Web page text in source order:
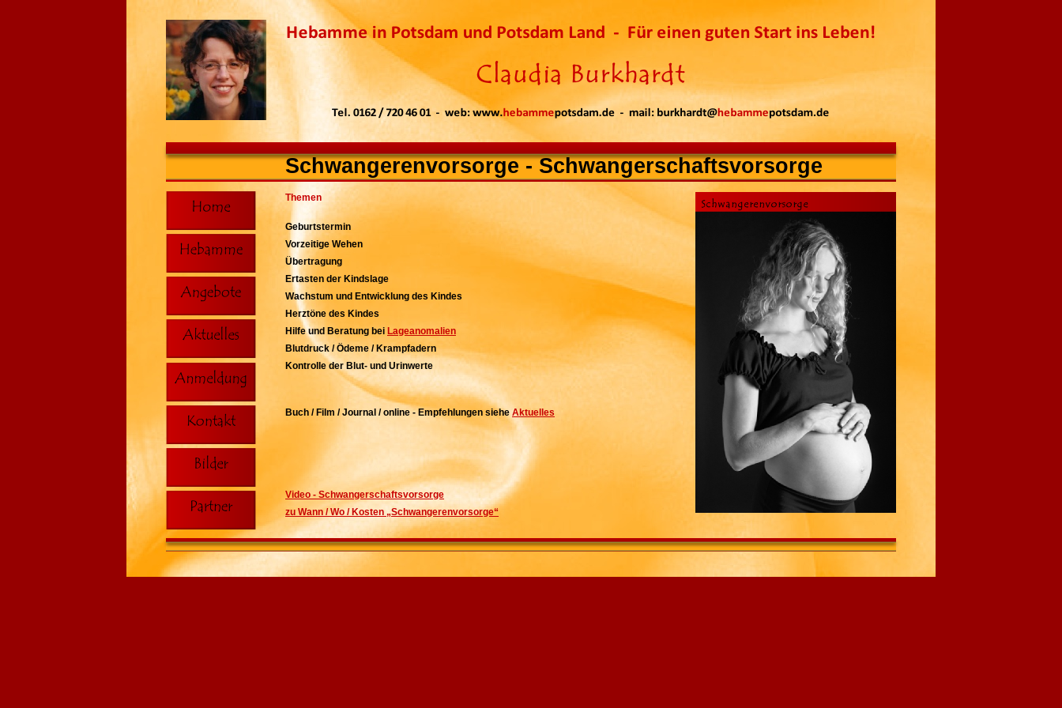
Schwangerenvorsorge - Schwangerschaftsvorsorge
Themen
Geburtstermin
Vorzeitige Wehen
Übertragung
Ertasten der Kindslage
Wachstum und Entwicklung des Kindes
Herztöne des Kindes
Hilfe und Beratung bei Lageanomalien
Blutdruck / Ödeme / Krampfadern
Kontrolle der Blut- und Urinwerte
Buch / Film / Journal / online - Empfehlungen siehe Aktuelles
Video - Schwangerschaftsvorsorge
zu Wann / Wo / Kosten „Schwangerenvorsorge“